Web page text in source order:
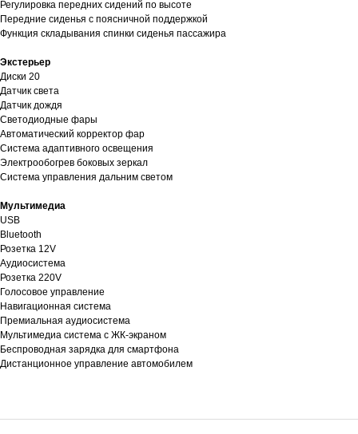
Регулировка передних сидений по высоте
Передние сиденья с поясничной поддержкой
Функция складывания спинки сиденья пассажира
Экстерьер
Диски 20
Датчик света
Датчик дождя
Светодиодные фары
Автоматический корректор фар
Система адаптивного освещения
Электрообогрев боковых зеркал
Система управления дальним светом
Мультимедиа
USB
Bluetooth
Розетка 12V
Аудиосистема
Розетка 220V
Голосовое управление
Навигационная система
Премиальная аудиосистема
Мультимедиа система с ЖК-экраном
Беспроводная зарядка для смартфона
Дистанционное управление автомобилем